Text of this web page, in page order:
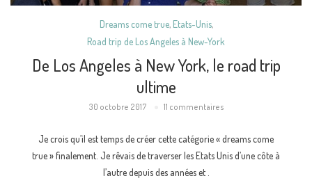
Dreams come true, Etats-Unis,
Road trip de Los Angeles à New-York
De Los Angeles à New York, le road trip
ultime
30 octobre 2017 11 commentaires
Je crois qu’il est temps de créer cette catégorie « dreams come
true » finalement. Je rêvais de traverser les Etats Unis d’une côte à
l’autre depuis des années et .